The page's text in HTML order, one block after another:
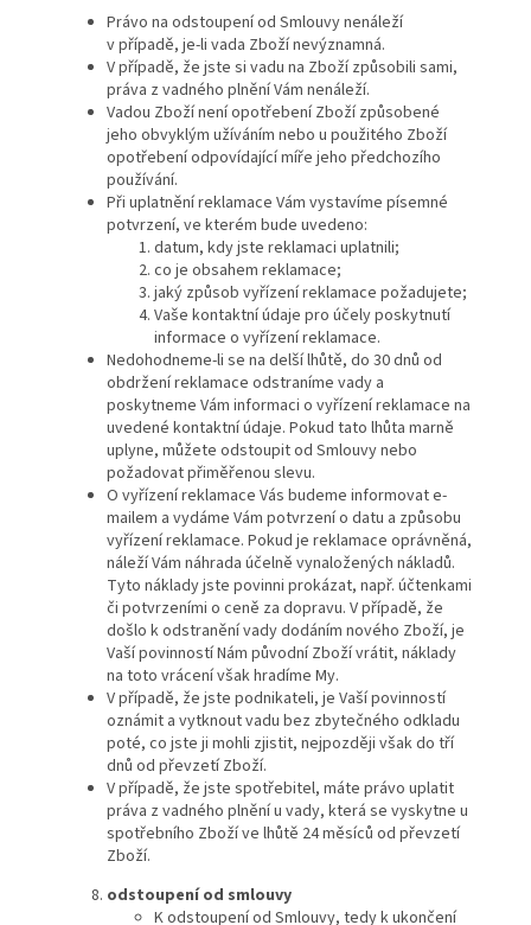
Právo na odstoupení od Smlouvy nenáleží
v případě, je-li vada Zboží nevýznamná.
V případě, že jste si vadu na Zboží způsobili sami,
práva z vadného plnění Vám nenáleží.
Vadou Zboží není opotřebení Zboží způsobené
jeho obvyklým užíváním nebo u použitého Zboží
opotřebení odpovídající míře jeho předchozího
používání.
Při uplatnění reklamace Vám vystavíme písemné
potvrzení, ve kterém bude uvedeno:
datum, kdy jste reklamaci uplatnili;
co je obsahem reklamace;
jaký způsob vyřízení reklamace požadujete;
Vaše kontaktní údaje pro účely poskytnutí
informace o vyřízení reklamace.
Nedohodneme-li se na delší lhůtě, do 30 dnů od
obdržení reklamace odstraníme vady a
poskytneme Vám informaci o vyřízení reklamace na
uvedené kontaktní údaje. Pokud tato lhůta marně
uplyne, můžete odstoupit od Smlouvy nebo
požadovat přiměřenou slevu.
O vyřízení reklamace Vás budeme informovat e-
mailem a vydáme Vám potvrzení o datu a způsobu
vyřízení reklamace. Pokud je reklamace oprávněná,
náleží Vám náhrada účelně vynaložených nákladů.
Tyto náklady jste povinni prokázat, např. účtenkami
či potvrzeními o ceně za dopravu. V případě, že
došlo k odstranění vady dodáním nového Zboží, je
Vaší povinností Nám původní Zboží vrátit, náklady
na toto vrácení však hradíme My.
V případě, že jste podnikateli, je Vaší povinností
oznámit a vytknout vadu bez zbytečného odkladu
poté, co jste ji mohli zjistit, nejpozději však do tří
dnů od převzetí Zboží.
V případě, že jste spotřebitel, máte právo uplatit
práva z vadného plnění u vady, která se vyskytne u
spotřebního Zboží ve lhůtě 24 měsíců od převzetí
Zboží.
odstoupení od smlouvy
K odstoupení od Smlouvy, tedy k ukončení